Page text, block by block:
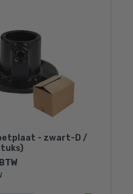
- zwart-D /